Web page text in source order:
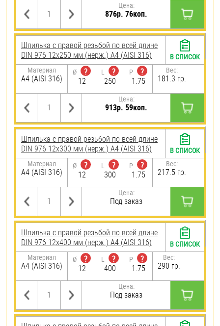
Цена:
876р. 76коп.
Шпилька с правой резьбой по всей длине
DIN 976 12х250 мм (нерж.) A4 (AISI 316)
Материал
A4 (AISI 316)
Ø
?
12
L
?
250
P
?
1.75
Вес:
181.3 гр.
Цена:
913р. 59коп.
В СПИСОК
Шпилька с правой резьбой по всей длине
DIN 976 12х300 мм (нерж.) A4 (AISI 316)
Материал
A4 (AISI 316)
Ø
?
12
L
?
300
P
?
1.75
Вес:
217.5 гр.
Цена:
Под заказ
В СПИСОК
Шпилька с правой резьбой по всей длине
DIN 976 12х400 мм (нерж.) A4 (AISI 316)
Материал
A4 (AISI 316)
Ø
?
12
L
?
400
P
?
1.75
Вес:
290 гр.
Цена:
Под заказ
В СПИСОК